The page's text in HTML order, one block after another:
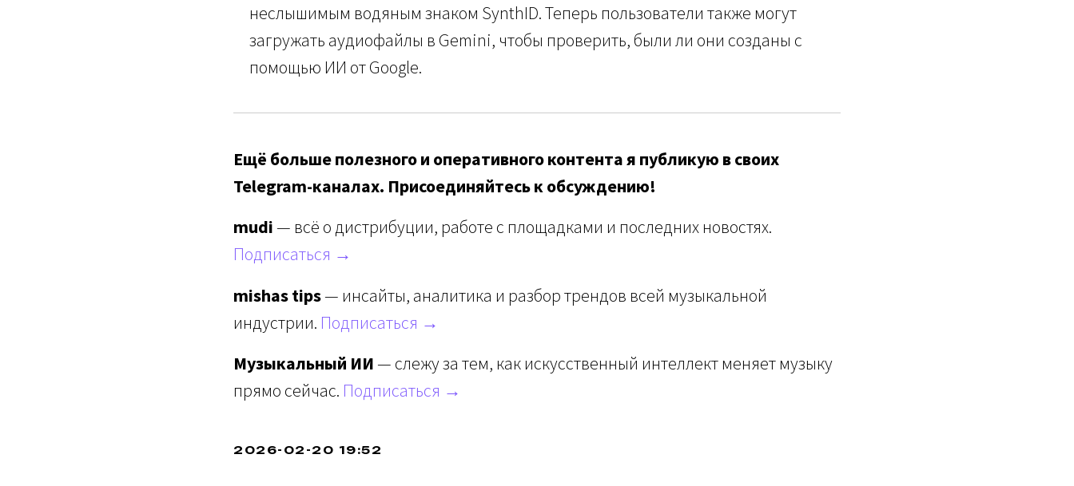
неслышимым водяным знаком SynthID. Теперь пользователи также могут
загружать аудиофайлы в Gemini, чтобы проверить, были ли они созданы с
помощью ИИ от Google.
Ещё больше полезного и оперативного контента я публикую в своих
Telegram-каналах. Присоединяйтесь к обсуждению!
mudi— всё о дистрибуции, работе с площадками и последних новостях.
Подписаться →
mishas tips— инсайты, аналитика и разбор трендов всей музыкальной
индустрии. Подписаться →
Музыкальный ИИ— слежу за тем, как искусственный интеллект меняет музыку
прямо сейчас. Подписаться →
2026-02-20 19:52